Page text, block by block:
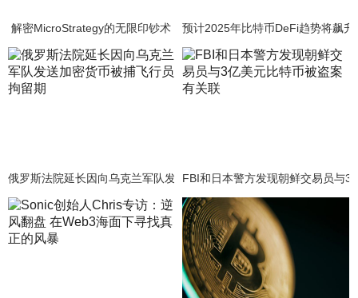
解密MicroStrategy的无限印钞术 预计2025年比特币DeFi趋势将飙升
俄罗斯法院延长因向乌克兰军队发送加密货币被捕飞行员拘留期
FBI和日本警方发现朝鲜交易员与3